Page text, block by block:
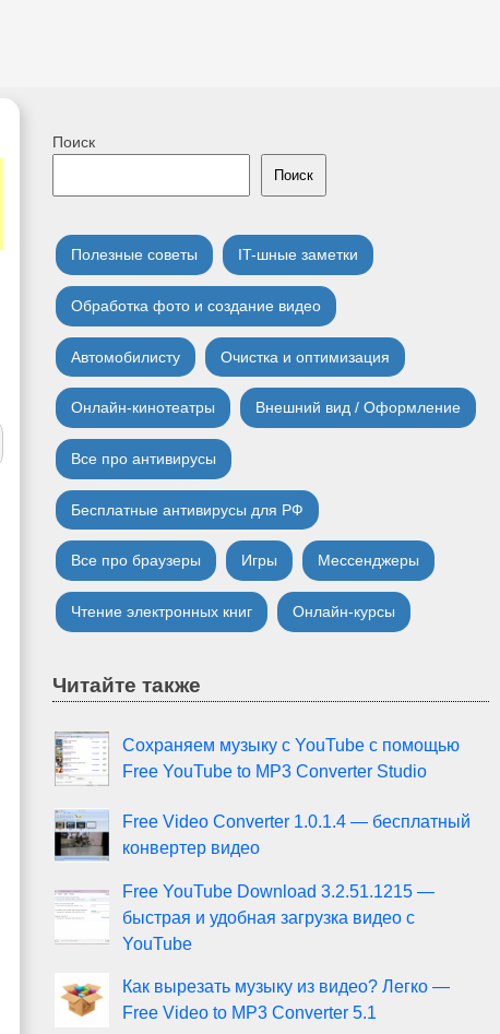
Поиск
Поиск
Полезные советы IT-шные заметки
Обработка фото и создание видео
Автомобилисту Очистка и оптимизация
Онлайн-кинотеатры Внешний вид / Оформление
Все про антивирусы
Бесплатные антивирусы для РФ
Все про браузеры Игры Мессенджеры
Чтение электронных книг Онлайн-курсы
Читайте также
Сохраняем музыку с YouTube с помощью
Free YouTube to MP3 Converter Studio
Free Video Converter 1.0.1.4 — бесплатный
конвертер видео
Free YouTube Download 3.2.51.1215 —
быстрая и удобная загрузка видео с
YouTube
Как вырезать музыку из видео? Легко —
Free Video to MP3 Converter 5.1